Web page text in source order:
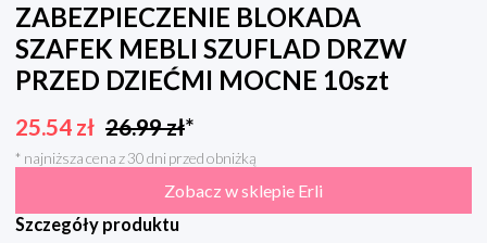
ZABEZPIECZENIE BLOKADA
SZAFEK MEBLI SZUFLAD DRZW
PRZED DZIEĆMI MOCNE 10szt
25.54 zł 26.99zł*
* najniższa cena z 30 dni przed obniżką
Zobacz w sklepie Erli
Szczegóły produktu